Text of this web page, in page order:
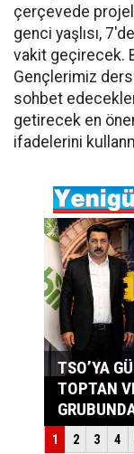
çerçevede
genci yaşlısı,
vakit geçirecek.
Gençlerimiz
sohbet
getirecek en
ifadelerini